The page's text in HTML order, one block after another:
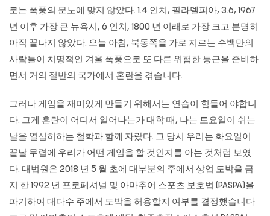
로는 폭풍의 분노에 맞지 않았다. 1.4 인치, 필라델피아, 3.6, 1967
년 이후 가장 큰 뉴욕시, 6 인치, 1800 년 이래로 가장 크고 분명히
아직 끝나지 않았다. 오늘 아침, 북동쪽을 가로 지르는 수백만의
사람들이 치명적인 겨울 폭풍으로 또 다른 위험한 통근을 준비하
면서 거의 절반의 국가에서 혼란을 겪습니다.
그러나 게임을 재미있게 만들기 위해서는 연습이 힘들어 야합니
다. 그게 혼란이 어디서 일어나는가 대학 때, 나는 토요일이 쉬는
날을 열심히하는 철학과 함께 자랐다. 그 당시 우리는 화요일이
끝날 무렵에 우리가 어떤 게임을 할 것인지를 아는 것처럼 보였
다. 대법원은 2018 년 5 월 초에 대부분의 주에서 상업 도박을 금
지 한 1992 년 프로페셔널 및 아마추어 스포츠 보호법 (PASPA)을
파기하여 대다수 주에서 도박을 허용할지 여부를 결정했습니다